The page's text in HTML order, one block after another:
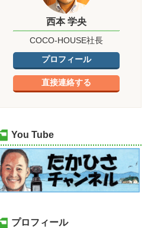
西本 学央
COCO-HOUSE社長
プロフィール
直接連絡する
You Tube
プロフィール